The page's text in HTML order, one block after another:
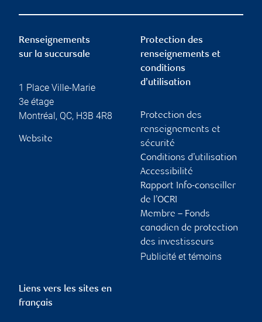
Renseignements
sur la succursale
1 Place Ville-Marie
3e étage
Montréal, QC, H3B 4R8
Website
Protection des
renseignements et
conditions
d’utilisation
Protection des
renseignements et
sécurité
Conditions d’utilisation
Accessibilité
Rapport Info-conseiller
de l’OCRI
Membre – Fonds
canadien de protection
des investisseurs
Publicité et témoins
Liens vers les sites en
français